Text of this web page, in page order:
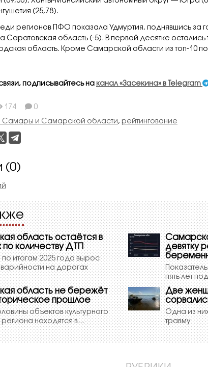
(25,78).
регионов ПФО показала Удмуртия, поднявшись за
область (-5). В первой десятке
область. Кроме Самарской области из топ-10
подписывайтесь на канал «Засекина» в Telegram
174 0
Самары и Самарской области, рейтингование
(0)
область остаётся в
количеству ДТП
по итогам 2025 года вырос
на дорогах
девятку
пять лет
область не бережёт
прошлое
объектов культурного
находятся в...
Две
Одна из
травму